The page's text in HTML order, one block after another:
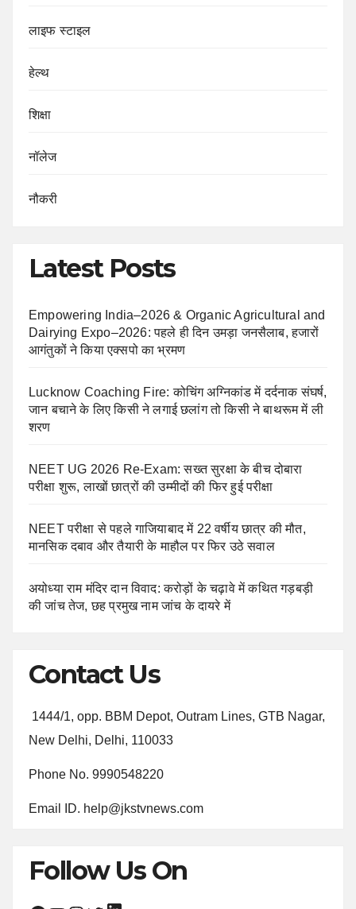
लाइफ स्टाइल
हेल्थ
शिक्षा
नॉलेज
नौकरी
Latest Posts
Empowering India–2026 & Organic Agricultural and
Dairying Expo–2026: पहले ही दिन उमड़ा जनसैलाब, हजारों
आगंतुकों ने किया एक्सपो का भ्रमण
Lucknow Coaching Fire: कोचिंग अग्निकांड में दर्दनाक संघर्ष,
जान बचाने के लिए किसी ने लगाई छलांग तो किसी ने बाथरूम में ली
शरण
NEET UG 2026 Re-Exam: सख्त सुरक्षा के बीच दोबारा
परीक्षा शुरू, लाखों छात्रों की उम्मीदों की फिर हुई परीक्षा
NEET परीक्षा से पहले गाजियाबाद में 22 वर्षीय छात्र की मौत,
मानसिक दबाव और तैयारी के माहौल पर फिर उठे सवाल
अयोध्या राम मंदिर दान विवाद: करोड़ों के चढ़ावे में कथित गड़बड़ी
की जांच तेज, छह प्रमुख नाम जांच के दायरे में
Contact Us
1444/1, opp. BBM Depot, Outram Lines, GTB Nagar,
New Delhi, Delhi, 110033
Phone No. 9990548220
Email ID. help@jkstvnews.com
Follow Us On